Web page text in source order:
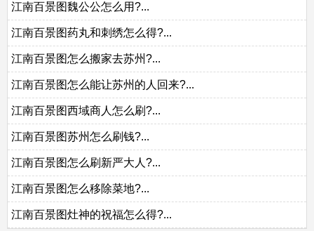
江南百景图魏公公怎么用?...
江南百景图药丸和刺绣怎么得?...
江南百景图怎么搬家去苏州?...
江南百景图怎么能让苏州的人回来?...
江南百景图西域商人怎么刷?...
江南百景图苏州怎么刷钱?...
江南百景图怎么刷新严大人?...
江南百景图怎么移除菜地?...
江南百景图灶神的祝福怎么得?...